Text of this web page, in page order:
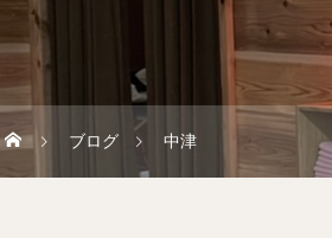
ブログ 中津